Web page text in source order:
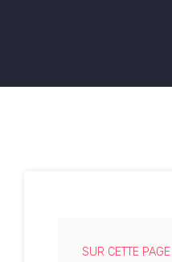
SUR CETTE PAGE